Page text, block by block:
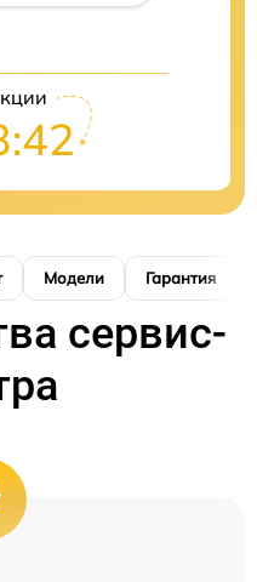
Модели Гарантия
сервис-